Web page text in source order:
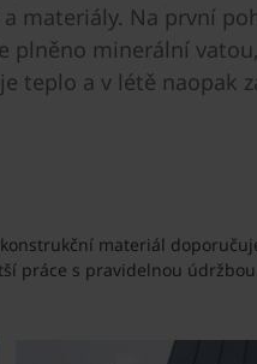
materiály. Na první
plněno minerální
teplo a v létě naopak
materiál
práce s pravidelnou údržbou.